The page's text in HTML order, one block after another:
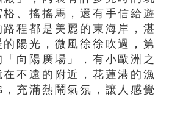
、搖搖馬，還有手信給遊
程都是美麗的東海岸，湛
陽光，微風徐徐吹過，第
向陽廣場」，有小歐洲之
不遠的附近，花蓮港的漁
充滿熱鬧氣氛，讓人感覺